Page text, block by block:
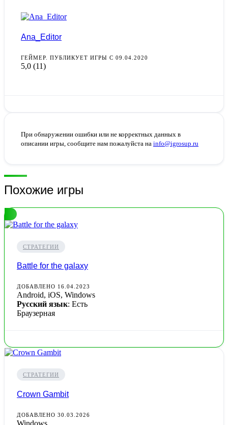
Ana_Editor
ГЕЙМЕР. ПУБЛИКУЕТ ИГРЫ С 09.04.2020
5,0 (11)
При обнаружении ошибки или не корректных данных в
описании игры, сообщите нам пожалуйста на info@igrosup.ru
Похожие игры
СТРАТЕГИИ
Battle for the galaxy
ДОБАВЛЕНО 16.04.2023
Android, iOS, Windows
Русский язык: Есть
Браузерная
СТРАТЕГИИ
Crown Gambit
ДОБАВЛЕНО 30.03.2026
Windows